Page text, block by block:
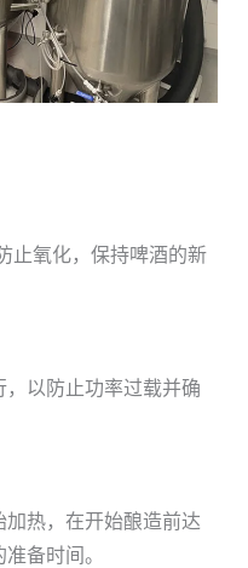
止氧化，保持啤酒的新
以防止功率过载并确
热，在开始酿造前达
备时间。